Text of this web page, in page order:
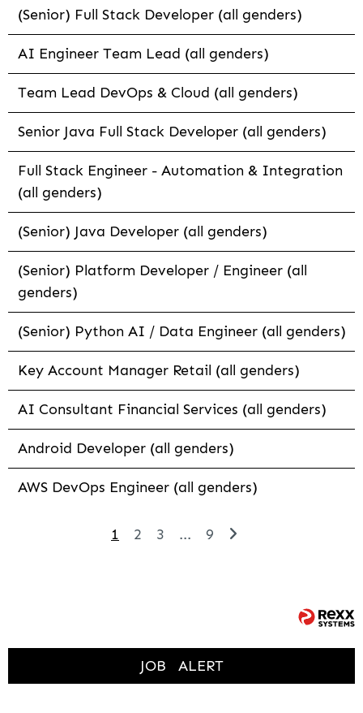
(Senior) Full Stack Developer (all genders)
AI Engineer Team Lead (all genders)
Team Lead DevOps & Cloud (all genders)
Senior Java Full Stack Developer (all genders)
Full Stack Engineer - Automation & Integration
(all genders)
(Senior) Java Developer (all genders)
(Senior) Platform Developer / Engineer (all
genders)
(Senior) Python AI / Data Engineer (all genders)
Key Account Manager Retail (all genders)
AI Consultant Financial Services (all genders)
Android Developer (all genders)
AWS DevOps Engineer (all genders)
1 2 3 ... 9
JOB ALERT